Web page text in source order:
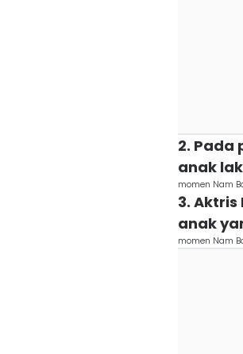
2. Pada
anak
momen Nam
3.
anak
momen Nam